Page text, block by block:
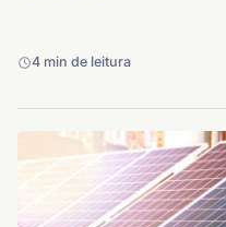
4 min de leitura